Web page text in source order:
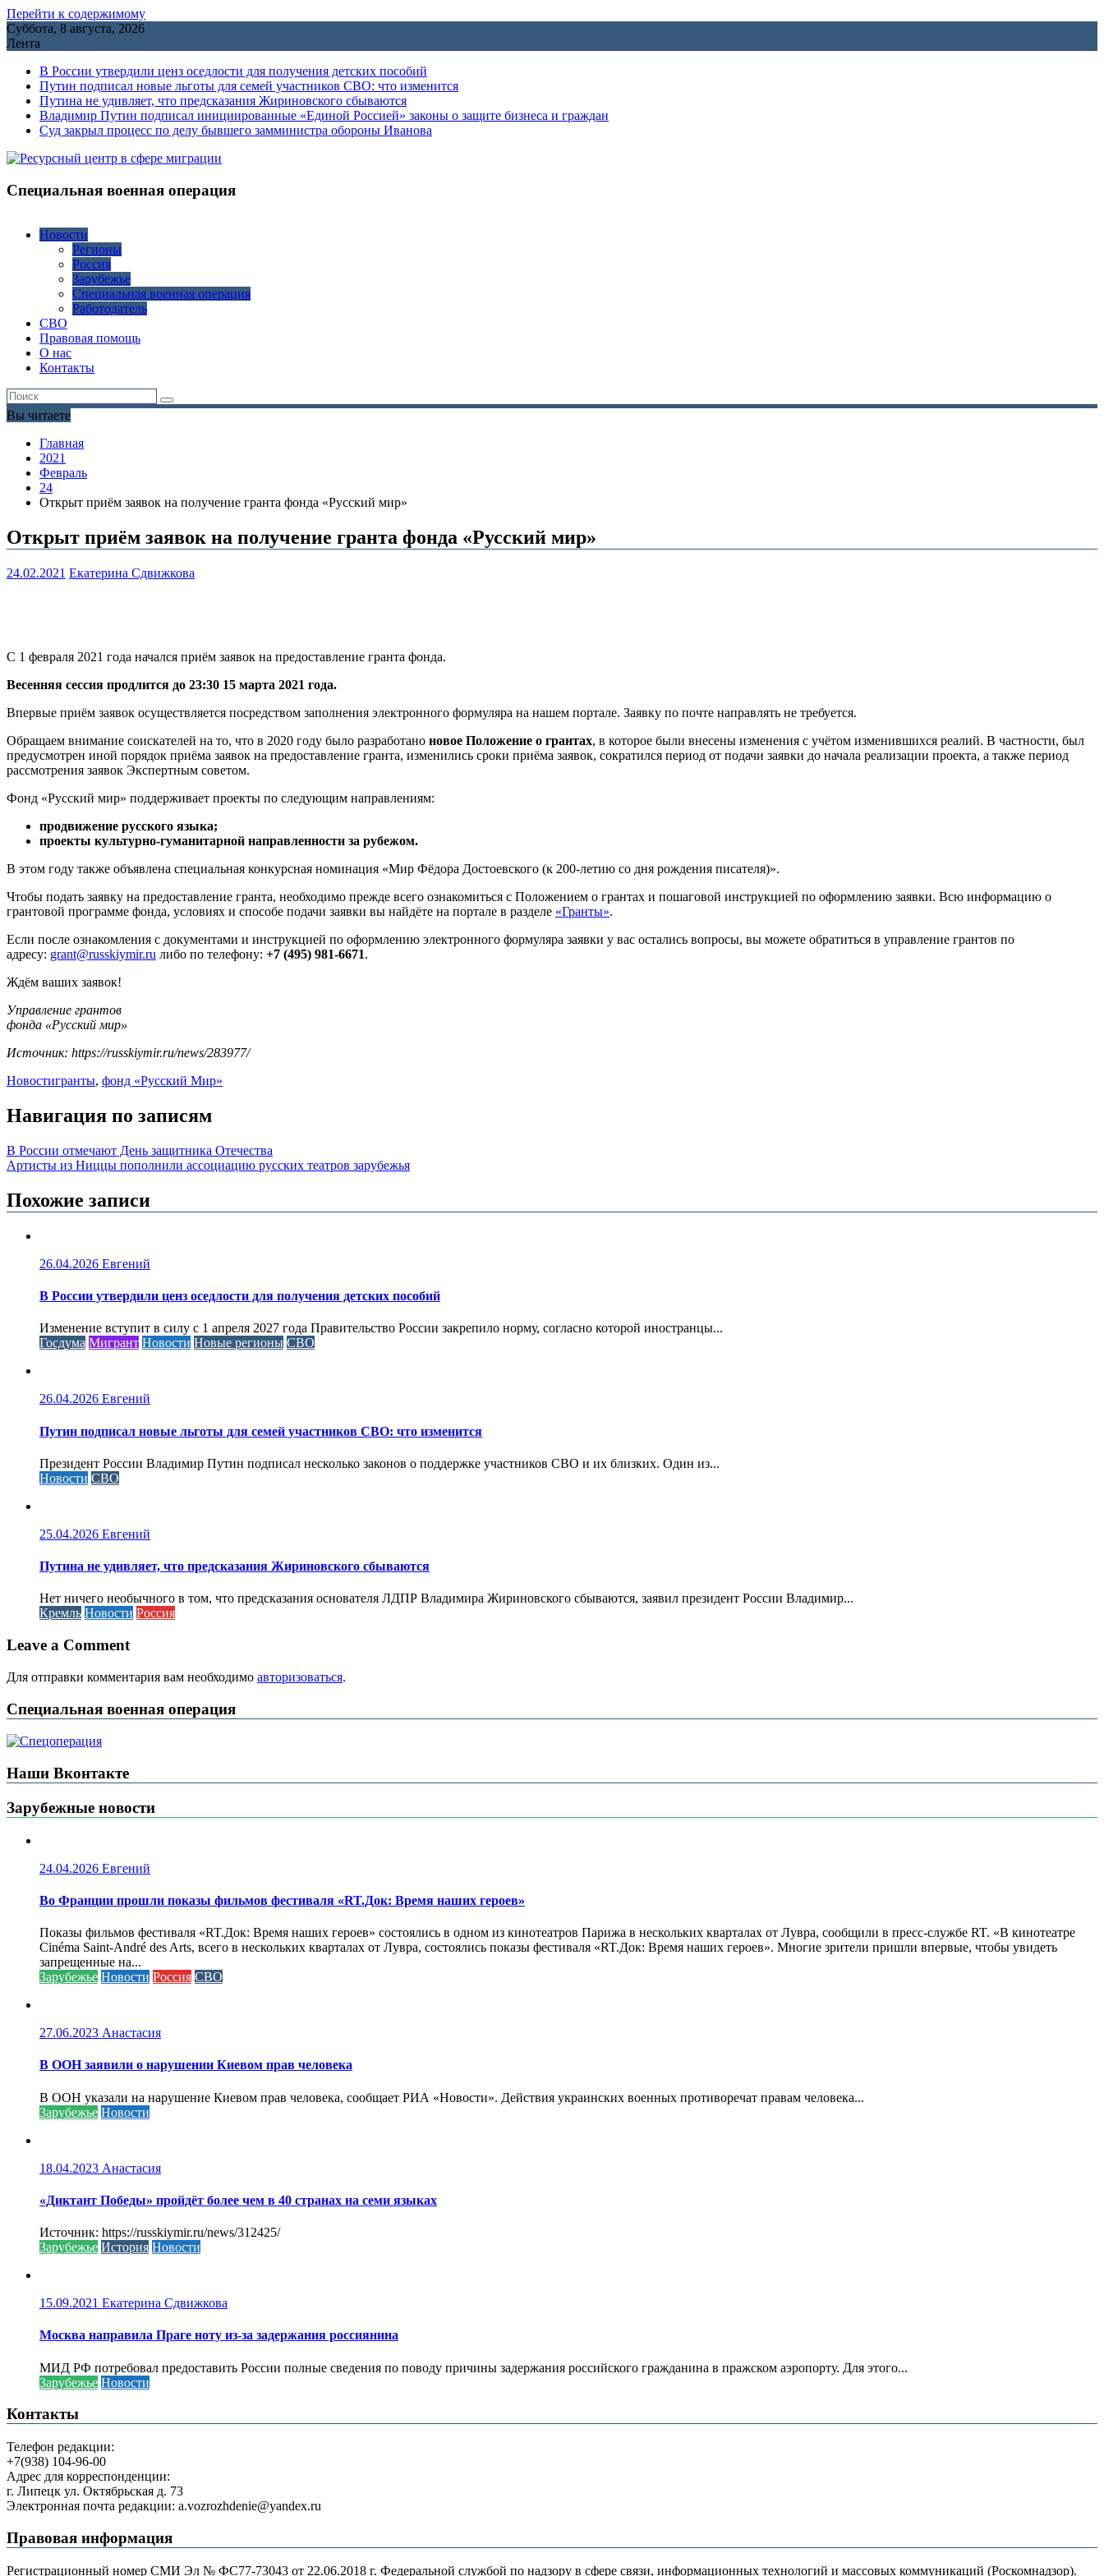
Перейти к содержимому
Суббота, 8 августа, 2026
Лента
В России утвердили ценз оседлости для получения детских пособий
Путин подписал новые льготы для семей участников СВО: что изменится
Путина не удивляет, что предсказания Жириновского сбываются
Владимир Путин подписал инициированные «Единой Россией» законы о защите бизнеса и граждан
Cуд закрыл процесс по делу бывшего замминистра обороны Иванова
Специальная военная операция
Новости
Регионы
Россия
Зарубежье
Специальная военная операция
Работодатель
СВО
Правовая помощь
О нас
Контакты
Вы читаете
Главная
2021
Февраль
24
Открыт приём заявок на получение гранта фонда «Русский мир»
Открыт приём заявок на получение гранта фонда «Русский мир»
24.02.2021 Екатерина Сдвижкова
С 1 февраля 2021 года начался приём заявок на предоставление гранта фонда.
Весенняя сессия продлится до 23:30 15 марта 2021 года.
Впервые приём заявок осуществляется посредством заполнения электронного формуляра на нашем портале. Заявку по почте направлять не требуется.
Обращаем внимание соискателей на то, что в 2020 году было разработано новое Положение о грантах, в которое были внесены изменения с учётом изменившихся реалий. В частности, был
предусмотрен иной порядок приёма заявок на предоставление гранта, изменились сроки приёма заявок, сократился период от подачи заявки до начала реализации проекта, а также период
рассмотрения заявок Экспертным советом.
Фонд «Русский мир» поддерживает проекты по следующим направлениям:
продвижение русского языка;
проекты культурно-гуманитарной направленности за рубежом.
В этом году также объявлена специальная конкурсная номинация «Мир Фёдора Достоевского (к 200-летию со дня рождения писателя)».
Чтобы подать заявку на предоставление гранта, необходимо прежде всего ознакомиться с Положением о грантах и пошаговой инструкцией по оформлению заявки. Всю информацию о
грантовой программе фонда, условиях и способе подачи заявки вы найдёте на портале в разделе «Гранты».
Если после ознакомления с документами и инструкцией по оформлению электронного формуляра заявки у вас остались вопросы, вы можете обратиться в управление грантов по
адресу: grant@russkiymir.ru либо по телефону: +7 (495) 981-6671.
Ждём ваших заявок!
Управление грантов
фонда «Русский мир»
Источник: https://russkiymir.ru/news/283977/
Новостигранты, фонд «Русский Мир»
Навигация по записям
В России отмечают День защитника Отечества
Артисты из Ниццы пополнили ассоциацию русских театров зарубежья
Похожие записи
26.04.2026 Евгений
В России утвердили ценз оседлости для получения детских пособий
Изменение вступит в силу с 1 апреля 2027 года Правительство России закрепило норму, согласно которой иностранцы...
Госдума Мигрант Новости Новые регионы СВО
26.04.2026 Евгений
Путин подписал новые льготы для семей участников СВО: что изменится
Президент России Владимир Путин подписал несколько законов о поддержке участников СВО и их близких. Один из...
Новости СВО
25.04.2026 Евгений
Путина не удивляет, что предсказания Жириновского сбываются
Нет ничего необычного в том, что предсказания основателя ЛДПР Владимира Жириновского сбываются, заявил президент России Владимир...
Кремль Новости Россия
Leave a Comment
Для отправки комментария вам необходимо авторизоваться.
Специальная военная операция
Наши Вконтакте
Зарубежные новости
24.04.2026 Евгений
Во Франции прошли показы фильмов фестиваля «RT.Док: Время наших героев»
Показы фильмов фестиваля «RT.Док: Время наших героев» состоялись в одном из кинотеатров Парижа в нескольких кварталах от Лувра, сообщили в пресс-службе RT. «В кинотеатре
Cinéma Saint-André des Arts, всего в нескольких кварталах от Лувра, состоялись показы фестиваля «RT.Док: Время наших героев». Многие зрители пришли впервые, чтобы увидеть
запрещенные на...
Зарубежье Новости Россия СВО
27.06.2023 Анастасия
В ООН заявили о нарушении Киевом прав человека
В ООН указали на нарушение Киевом прав человека, сообщает РИА «Новости». Действия украинских военных противоречат правам человека...
Зарубежье Новости
18.04.2023 Анастасия
«Диктант Победы» пройдёт более чем в 40 странах на семи языках
Источник: https://russkiymir.ru/news/312425/
Зарубежье История Новости
15.09.2021 Екатерина Сдвижкова
Москва направила Праге ноту из-за задержания россиянина
МИД РФ потребовал предоставить России полные сведения по поводу причины задержания российского гражданина в пражском аэропорту. Для этого...
Зарубежье Новости
Контакты
Телефон редакции:
+7(938) 104-96-00
Адрес для корреспонденции:
г. Липецк ул. Октябрьская д. 73
Электронная почта редакции: a.vozrozhdenie@yandex.ru
Правовая информация
Регистрационный номер СМИ Эл № ФС77-73043 от 22.06.2018 г. Федеральной службой по надзору в сфере связи, информационных технологий и массовых коммуникаций (Роскомнадзор).